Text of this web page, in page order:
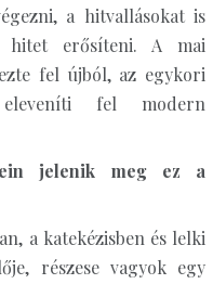
a hitvallásokat is
erősíteni. A mai
fel újból, az egykori
eleveníti fel modern
jelenik meg ez a
a katekézisben és lelki
részese vagyok egy